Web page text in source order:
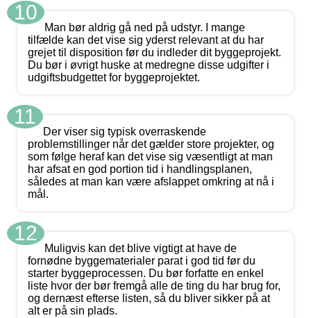
10
Man bør aldrig gå ned på udstyr. I mange
tilfælde kan det vise sig yderst relevant at du har
grejet til disposition før du indleder dit byggeprojekt.
Du bør i øvrigt huske at medregne disse udgifter i
udgiftsbudgettet for byggeprojektet.
11
Der viser sig typisk overraskende
problemstillinger når det gælder store projekter, og
som følge heraf kan det vise sig væsentligt at man
har afsat en god portion tid i handlingsplanen,
således at man kan være afslappet omkring at nå i
mål.
12
Muligvis kan det blive vigtigt at have de
fornødne byggematerialer parat i god tid før du
starter byggeprocessen. Du bør forfatte en enkel
liste hvor der bør fremgå alle de ting du har brug for,
og dernæst efterse listen, så du bliver sikker på at
alt er på sin plads.